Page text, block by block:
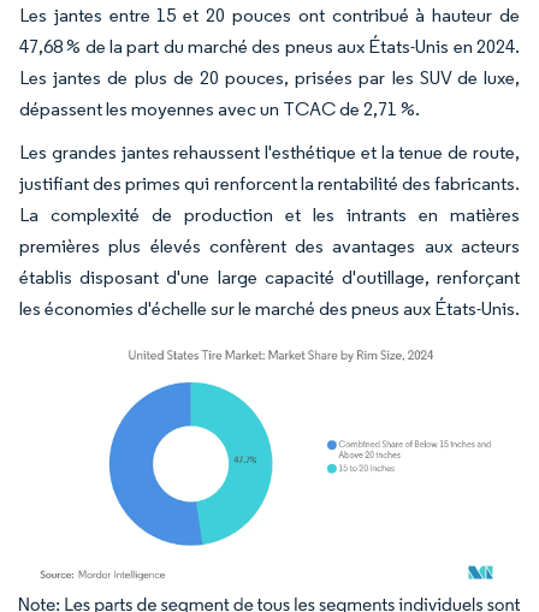
Les jantes entre 15 et 20 pouces ont contribué à hauteur de
47,68 % de la part du marché des pneus aux États-Unis en 2024.
Les jantes de plus de 20 pouces, prisées par les SUV de luxe,
dépassent les moyennes avec un TCAC de 2,71 %.
Les grandes jantes rehaussent l'esthétique et la tenue de route,
justifiant des primes qui renforcent la rentabilité des fabricants.
La complexité de production et les intrants en matières
premières plus élevés confèrent des avantages aux acteurs
établis disposant d'une large capacité d'outillage, renforçant
les économies d'échelle sur le marché des pneus aux États-Unis.